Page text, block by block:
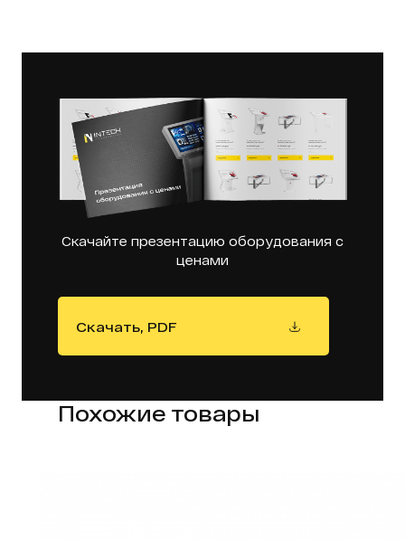
Скачайте презентацию оборудования с
ценами
Скачать, PDF
Похожие товары